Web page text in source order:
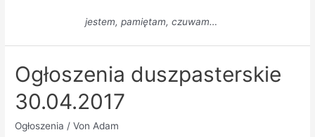
jestem, pamiętam, czuwam…
Ogłoszenia duszpasterskie
30.04.2017
Ogłoszenia / VonAdam